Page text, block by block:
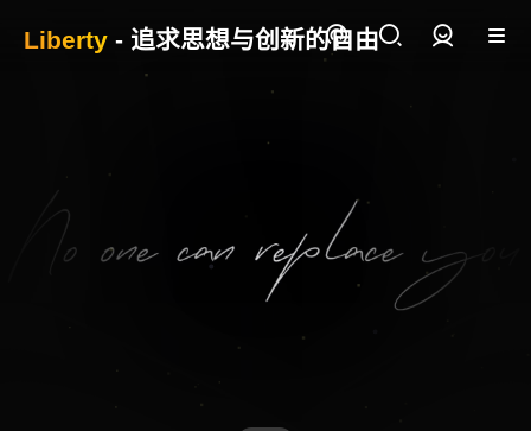
Liberty - 追求思想与创新的自由